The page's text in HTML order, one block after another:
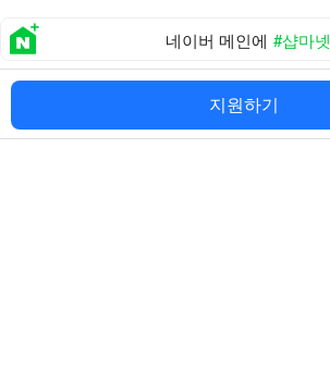
지원하기
네이버 메인에 #샵마넷
개인정보 처리방침
TEL:02-851-0815